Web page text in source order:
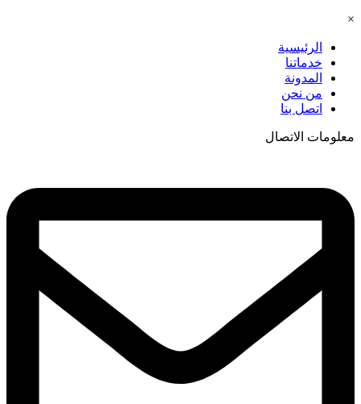
×
الرئيسية
خدماتنا
المدونة
من نحن
اتصل بنا
معلومات الاتصال